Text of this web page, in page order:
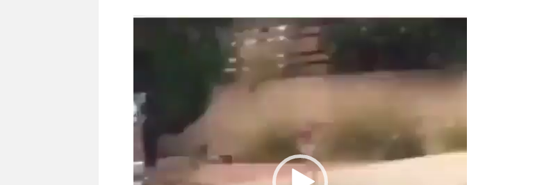
動
ヤ
ー